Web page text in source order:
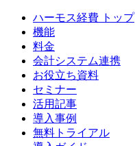
ハーモス経費 トップ
機能
料金
会計システム連携
お役立ち資料
セミナー
活用記事
導入事例
無料トライアル